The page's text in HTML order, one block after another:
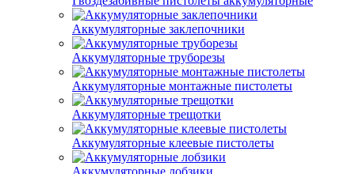
Аккумуляторные заклепочники
Аккумуляторные труборезы
Аккумуляторные монтажные пистолеты
Аккумуляторные трещотки
Аккумуляторные клеевые пистолеты
Аккумуляторные лобзики